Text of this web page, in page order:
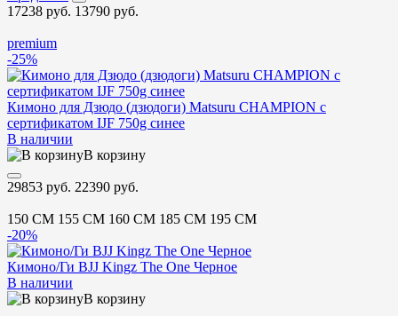
17238 руб. 13790 руб.
premium
-25%
Кимоно для Дзюдо (дзюдоги) Matsuru CHAMPION с
сертификатом IJF 750g синее
В наличии
В корзину
29853 руб. 22390 руб.
150 CM 155 CM 160 CM 185 CM 195 CM
-20%
Кимоно/Ги BJJ Kingz The One Черное
В наличии
В корзину